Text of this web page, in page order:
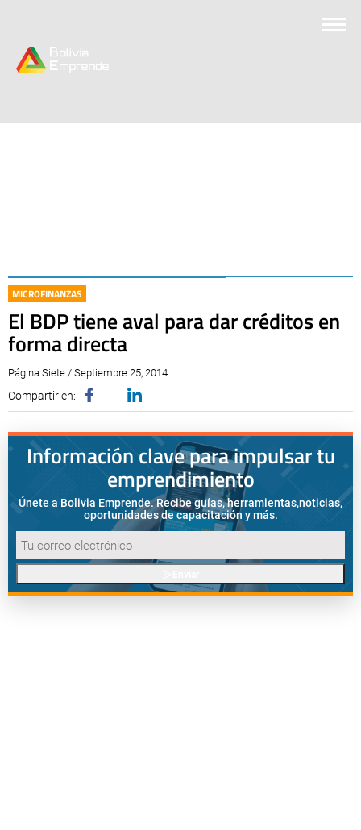
MICROFINANZAS
El BDP tiene aval para dar créditos en
forma directa
Página Siete / Septiembre 25, 2014
Compartir en:
Información clave para impulsar tu
emprendimiento
Únete a Bolivia Emprende. Recibe guías, herramientas,noticias,
oportunidades de capacitación y más.